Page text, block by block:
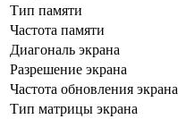
Тип памяти
Частота памяти
Диагональ экрана
Разрешение экрана
Частота обновления экрана
Тип матрицы экрана